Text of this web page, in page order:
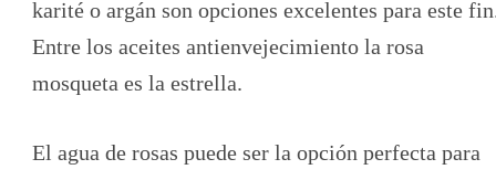
karité o argán son opciones excelentes para este
Entre los aceites antienvejecimiento la rosa
mosqueta es la estrella.
El agua de rosas puede ser la opción perfecta para